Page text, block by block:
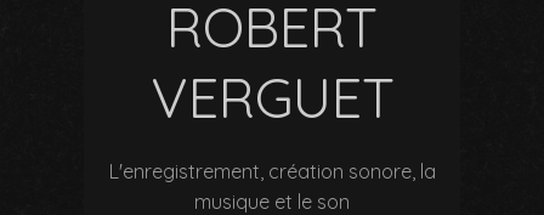
ROBERT
VERGUET
L'enregistrement, création sonore, la
musique et le son